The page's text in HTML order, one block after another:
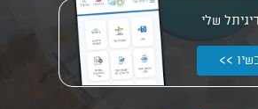
שלי
>>